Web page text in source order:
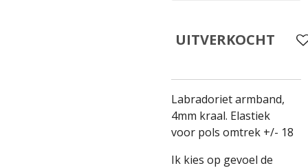
UITVERKOCHT
Labradoriet armband,
4mm kraal. Elastiek
voor pols omtrek +/- 18
Ik kies op gevoel de